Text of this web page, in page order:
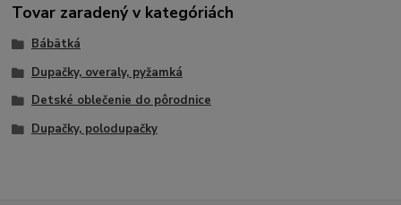
Tovar zaradený v kategóriách
Bábätká
Dupačky, overaly, pyžamká
Detské oblečenie do pôrodnice
Dupačky, polodupačky